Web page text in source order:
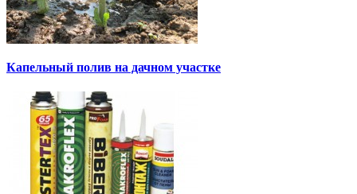
Капельный полив на дачном участке